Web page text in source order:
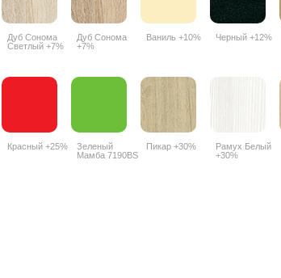
Дуб Сонома
Светлый +7%
Дуб Сонома
+7%
Ваниль +10% Черный +12%
Красный +25%
Зеленый
Мамба 7190BS
Пикар +30%
Рамух Белый
+30%